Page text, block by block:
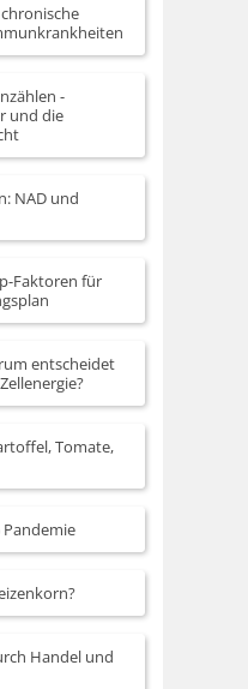
-
und die
NAD und
Faktoren für
entscheidet
Tomate,
Pandemie
Handel und